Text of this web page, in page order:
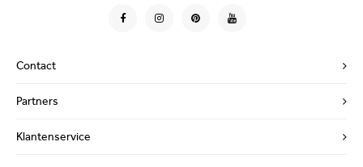
Contact
Partners
Klantenservice